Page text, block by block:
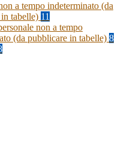
a tempo indeterminato (da
tabelle) 11
non a tempo
(da pubblicare in tabelle) 8